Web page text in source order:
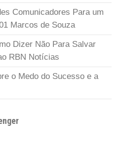
Comunicadores Para um
Marcos de Souza
Dizer Não Para Salvar
RBN Notícias
o Medo do Sucesso e a